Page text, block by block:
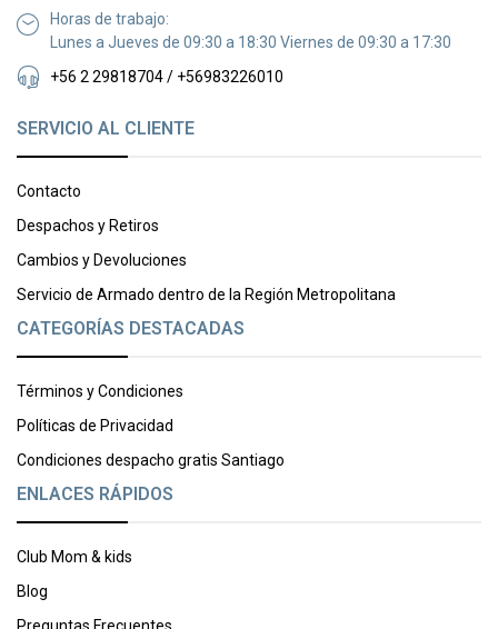
Horas de trabajo:
Lunes a Jueves de 09:30 a 18:30 Viernes de 09:30 a 17:30
+56 2 29818704 / +56983226010
SERVICIO AL CLIENTE
Contacto
Despachos y Retiros
Cambios y Devoluciones
Servicio de Armado dentro de la Región Metropolitana
CATEGORÍAS DESTACADAS
Términos y Condiciones
Políticas de Privacidad
Condiciones despacho gratis Santiago
ENLACES RÁPIDOS
Club Mom & kids
Blog